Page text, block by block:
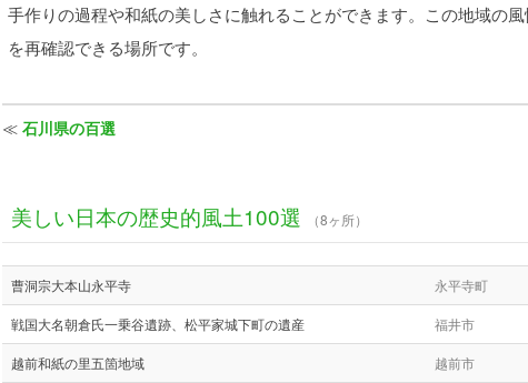
手作りの過程や和紙の美しさに触れることができます。この地域の
を再確認できる場所です。
≪ 石川県の百選
美しい日本の歴史的風土100選 （8ヶ所）
曹洞宗大本山永平寺 永平寺町
戦国大名朝倉氏一乗谷遺跡、松平家城下町の遺産 福井市
越前和紙の里五箇地域 越前市